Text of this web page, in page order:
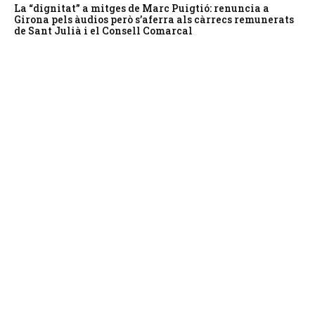
La “dignitat” a mitges de Marc Puigtió: renuncia a
Girona pels àudios però s’aferra als càrrecs remunerats
de Sant Julià i el Consell Comarcal